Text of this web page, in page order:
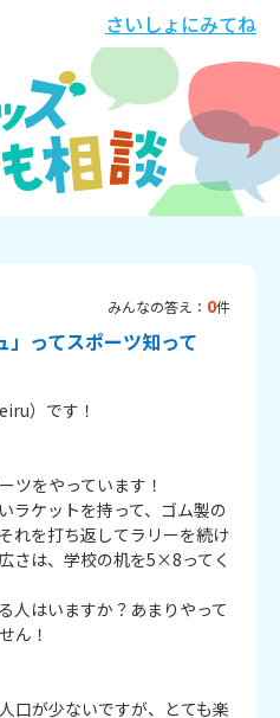
さいしょにみてね
みんなの答え： 0件
」ってスポーツ知って
）です！
ツをやっています！
ラケットを持って、ゴム製の
れを打ち返してラリーを続け
さは、学校の机を5×8ってく
人はいますか？あまりやって
ん！
口が少ないですが、とても楽